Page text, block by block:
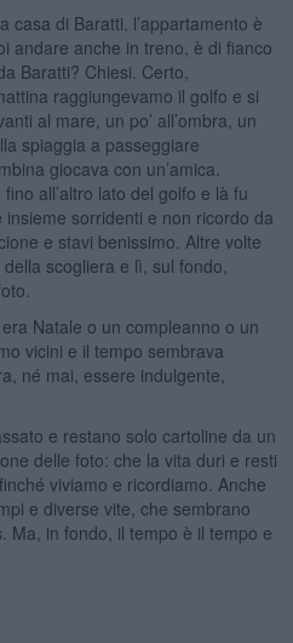
casa di Baratti, l’appartamento è
andare anche in treno, è di fianco
Baratti? Chiesi. Certo,
raggiungevamo il golfo e si
al mare, un po’ all’ombra, un
spiaggia a passeggiare
giocava con un’amica.
all’altro lato del golfo e là fu
sorridenti e non ricordo da
e stavi benissimo. Altre volte
scogliera e lì, sul fondo,
Natale o un compleanno o un
vicini e il tempo sembrava
né mai, essere indulgente,
e restano solo cartoline da un
delle foto: che la vita duri e resti
viviamo e ricordiamo. Anche
e diverse vite, che sembrano
Ma, in fondo, il tempo è il tempo e